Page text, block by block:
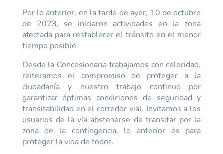
Por lo anterior, en la tarde de ayer, 10 de octubre
de 2023, se iniciaron actividades en la zona
afectada para restablecer el tránsito en el menor
tiempo posible.
Desde la Concesionaria trabajamos con celeridad,
reiteramos el compromiso de proteger a la
ciudadanía y nuestro trabajo continuo por
garantizar óptimas condiciones de seguridad y
transitabilidad en el corredor vial. Invitamos a los
usuarios de la vía abstenerse de transitar por la
zona de la contingencia, lo anterior es para
proteger la vida de todos.